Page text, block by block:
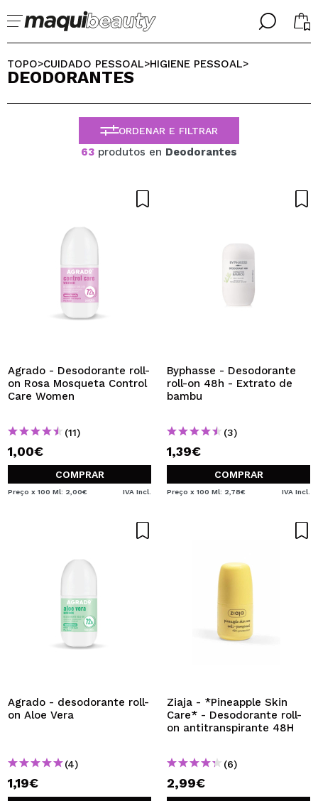
╳
Já sou #maquilover, tenho uma conta
Esqueceu-se da palavra-passe?
Eu não tenho uma conta aqui
QUERO REGISTAR-ME
compras rapidamente, verificar o estado das suas
encomendas e consultar as suas operações anteriores.
CRIAR CONTA
╳
SELECIONE O SEU IDIOMA
PORTUGUESE
ESPAÑOL
ENGLISH
FRANCES
TOPO>CUIDADO PESSOAL>HIGIENE PESSOAL>
DEODORANTES
ORDENAR E FILTRAR
63 produtos en Deodorantes
Agrado - Desodorante roll-
on Rosa Mosqueta Control
Care Women
(11)
1,00€
COMPRAR
Preço x 100 Ml: 2,00€ IVA Incl.
Byphasse - Desodorante
roll-on 48h - Extrato de
bambu
(3)
1,39€
COMPRAR
Preço x 100 Ml: 2,78€ IVA Incl.
Agrado - desodorante roll-
on Aloe Vera
(4)
1,19€
Ziaja - *Pineapple Skin
Care* - Desodorante roll-
on antitranspirante 48H
(6)
2,99€